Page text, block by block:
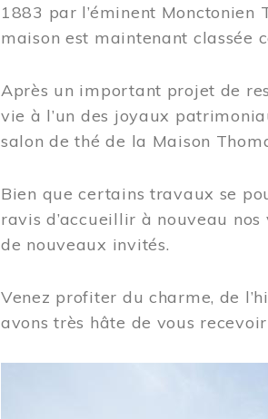
1883 par l’éminent
maison est maintenant
Après un important projet de
vie à l’un des joyaux
salon de thé de la Maison
Bien que certains travaux se
ravis d’accueillir à nouveau
de nouveaux invités.
Venez profiter du charme, de
avons très hâte de vous